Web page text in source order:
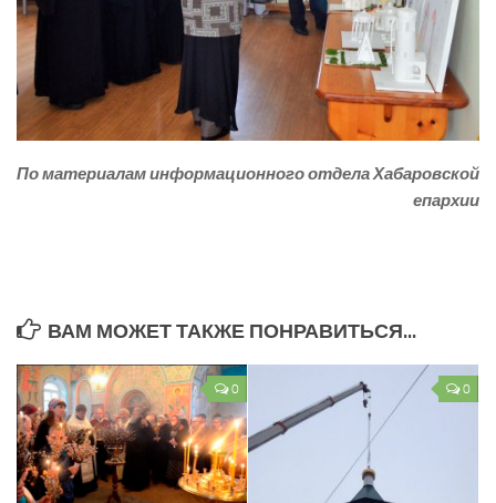
По материалам информационного отдела Хабаровской
епархии
ВАМ МОЖЕТ ТАКЖЕ ПОНРАВИТЬСЯ...
0 0